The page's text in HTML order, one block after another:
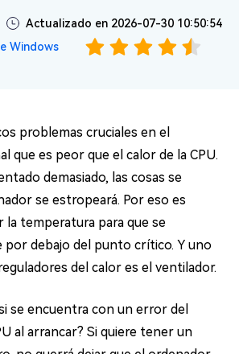
Actualizado en 2026-07-30 10:50:54
Windows
problemas cruciales en el
que es peor que el calor de la CPU.
demasiado, las cosas se
se estropeará. Por eso es
temperatura para que se
por debajo del punto crítico. Y uno
del calor es el ventilador.
se encuentra con un error del
al arrancar? Si quiere tener un